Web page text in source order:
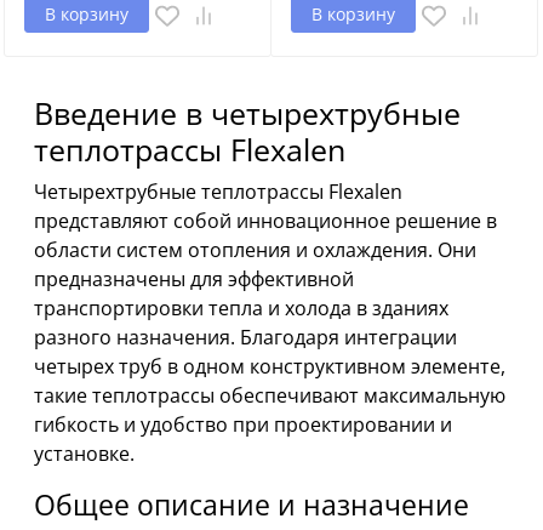
В корзину В корзину
Введение в четырехтрубные
теплотрассы Flexalen
Четырехтрубные теплотрассы Flexalen
представляют собой инновационное решение в
области систем отопления и охлаждения. Они
предназначены для эффективной
транспортировки тепла и холода в зданиях
разного назначения. Благодаря интеграции
четырех труб в одном конструктивном элементе,
такие теплотрассы обеспечивают максимальную
гибкость и удобство при проектировании и
установке.
Общее описание и назначение